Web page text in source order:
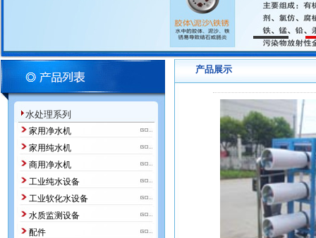
水处理系列
家用净水机
家用纯水机
商用净水机
工业纯水设备
工业软化水设备
水质监测设备
配件
产品展示